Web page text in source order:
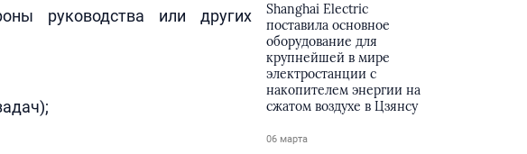
руководства или других
Shanghai Electric
поставила основное
оборудование для
крупнейшей в мире
электростанции с
накопителем энергии на
сжатом воздухе в Цзянсу
06 марта